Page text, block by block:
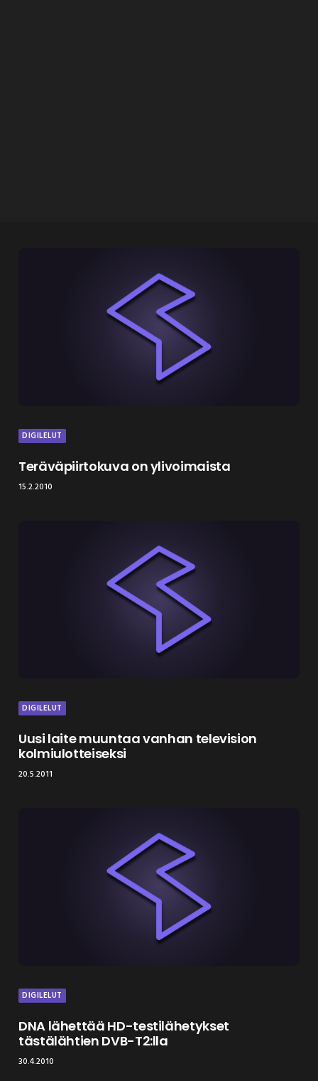
DIGILELUT
Teräväpiirtokuva on ylivoimaista
15.2.2010
DIGILELUT
Uusi laite muuntaa vanhan television
kolmiulotteiseksi
20.5.2011
DIGILELUT
DNA lähettää HD-testilähetykset
tästälähtien DVB-T2:lla
30.4.2010